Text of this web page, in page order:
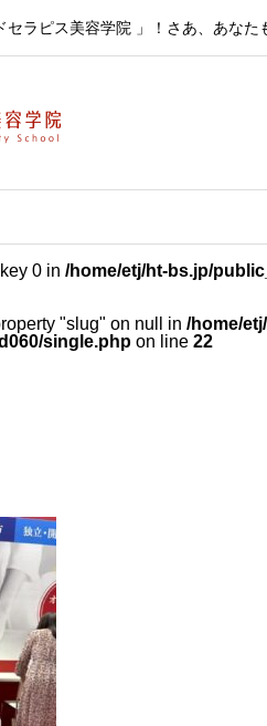
ラピス美容学院 」！さあ、あなた
0 in /home/etj/ht-bs.jp/
"slug" on null in /home/
single.php on line 22